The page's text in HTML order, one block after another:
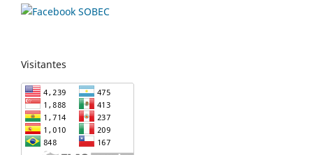
Visitantes